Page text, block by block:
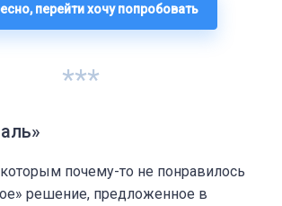
перейти хочу попробовать
***
почему-то не понравилось
решение, предложенное в